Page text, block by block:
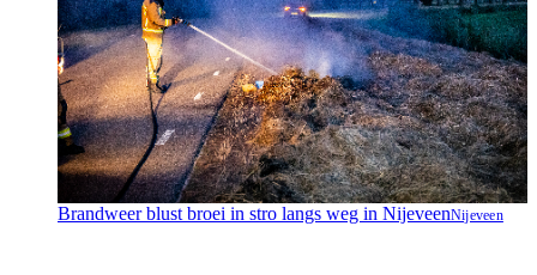
Brandweer blust broei in stro langs weg in NijeveenNijeveen